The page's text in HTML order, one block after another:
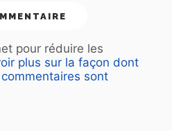
pour réduire les
plus sur la façon dont
sont